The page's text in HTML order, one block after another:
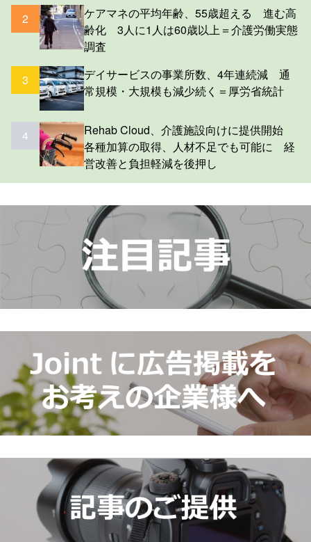
2
ケアマネの平均年齢、55歳超える 進む高
齢化 3人に1人は60歳以上＝介護労働実態
調査
3
デイサービスの事業所数、4年連続減 通
常規模・大規模も減少続く＝厚労省統計
4
Rehab Cloud、介護施設向けに提供開始
各種加算の取得、人材不足でも可能に 経
営改善と負担軽減を後押し